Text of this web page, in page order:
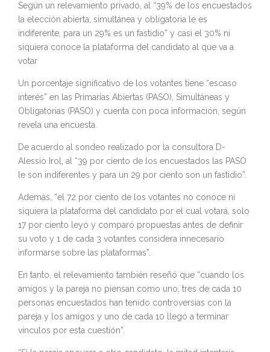
Según un relevamiento privado, al “39% de los encuestados
la elección abierta, simultánea y obligatoria le es
indiferente, para un 29% es un fastidio” y casi el 30% ni
siquiera conoce la plataforma del candidato al que va a
votar
Un porcentaje significativo de los votantes tiene “escaso
interés” en las Primarias Abiertas (PASO), Simultáneas y
Obligatorias (PASO) y cuenta con poca información, según
revela una encuesta.
De acuerdo al sondeo realizado por la consultora D-
Alessio Irol, al “39 por ciento de los encuestados las PASO
le son indiferentes y para un 29 por ciento son un fastidio”.
Además, “el 72 por ciento de los votantes no conoce ni
siquiera la plataforma del candidato por el cual votará, solo
17 por ciento leyó y comparó propuestas antes de definir
su voto y 1 de cada 3 votantes considera innecesario
informarse sobre las plataformas”.
En tanto, el relevamiento también reseñó que “cuando los
amigos y la pareja no piensan como uno, tres de cada 10
personas encuestados han tenido controversias con la
pareja y los amigos y uno de cada 10 llegó a terminar
vínculos por esta cuestión”.